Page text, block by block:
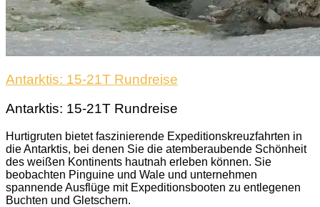
Antarktis: 15-21T Rundreise
Antarktis: 15-21T Rundreise
Hurtigruten bietet faszinierende Expeditionskreuzfahrten in
die Antarktis, bei denen Sie die atemberaubende Schönheit
des weißen Kontinents hautnah erleben können. Sie
beobachten Pinguine und Wale und unternehmen
spannende Ausflüge mit Expeditionsbooten zu entlegenen
Buchten und Gletschern.